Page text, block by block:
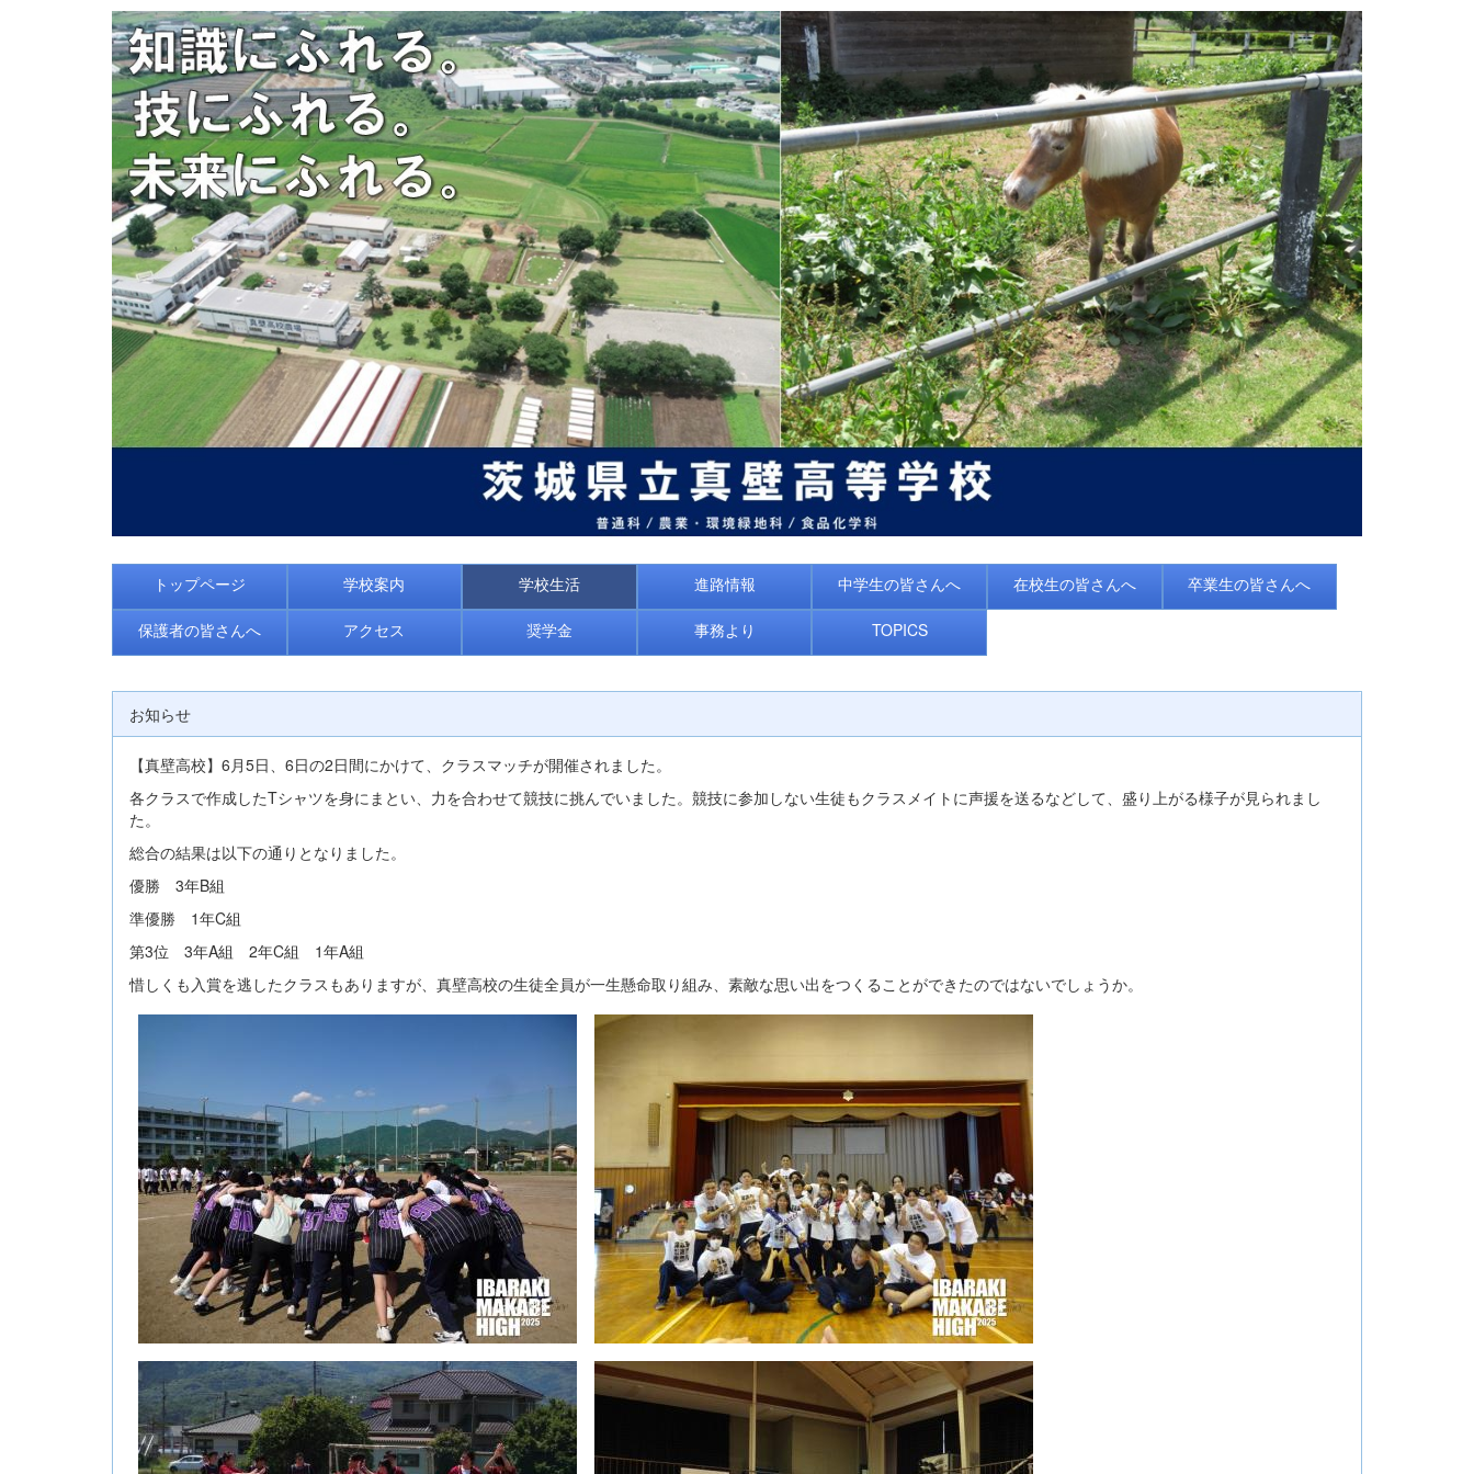
トップページ 学校案内 学校生活 進路情報 中学生の皆さんへ 在校生の皆さんへ 卒業生の皆さんへ
保護者の皆さんへ アクセス 奨学金 事務より TOPICS
お知らせ
【真壁高校】6月5日、6日の2日間にかけて、クラスマッチが開催されました。
各クラスで作成したTシャツを身にまとい、力を合わせて競技に挑んでいました。競技に参加しない生徒もクラスメイトに声援を送るなどして、盛り上がる様子が見られまし
た。
総合の結果は以下の通りとなりました。
優勝 3年B組
準優勝 1年C組
第3位 3年A組 2年C組 1年A組
惜しくも入賞を逃したクラスもありますが、真壁高校の生徒全員が一生懸命取り組み、素敵な思い出をつくることができたのではないでしょうか。